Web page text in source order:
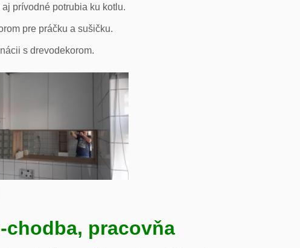
prívodné potrubia ku kotlu.
pre práčku a sušičku.
s drevodekorom.
chodba, pracovňa